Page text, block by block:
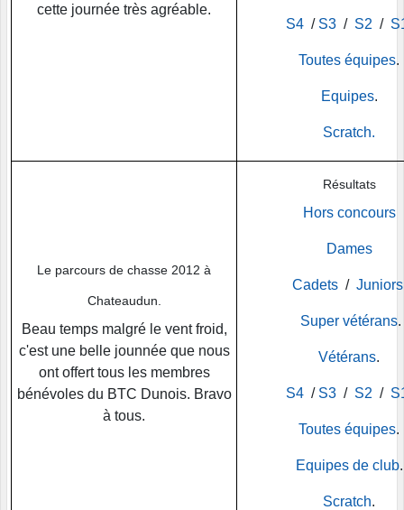
cette journée très agréable.
S4 / S3 / S2 /
Toutes équipes.
Equipes.
Scratch.
Le parcours de chasse 2012 à
Chateaudun.
Beau temps malgré le vent froid,
c'est une belle jounnée que nous
ont offert tous les membres
bénévoles du BTC Dunois. Bravo
à tous.
Résultats
Hors concours
Dames
Cadets/ Juniors
Super vétérans.
Vétérans.
S4 / S3 / S2 /
Toutes équipes.
Equipes de club.
Scratch.